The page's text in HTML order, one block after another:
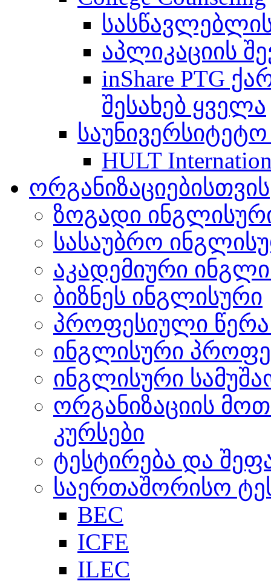
აპლიკაციის
inShare PTG
შესახებ ყველა
HULT
ორგანიზაციებისთვის
ზოგადი
სასაუბრო
აკადემიური
ბიზნეს ინგლისური
პროფესიული წერა
ინგლისური
ინგლისური
ორგანიზაციის
კურსები
ტესტირება და
საერთაშორისო
BEC
ICFE
ILEC